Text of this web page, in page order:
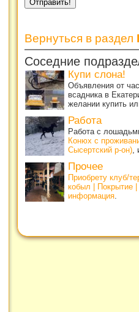
Вернуться в раздел
Соседние
Купи слона!
Объявления от
всадника в
желании купить
Работа
Работа с
Конюх с
Сысертский р-он)
Прочее
Приобрету клуб/
кобыл | Покрытие
информация